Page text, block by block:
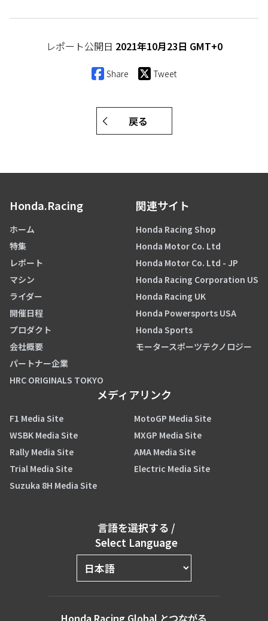
レポート公開日 2021年10月23日 GMT+0
Share Tweet
戻る
Honda.Racing
ホーム
特集
レポート
マシン
ライダー
開催日程
プロダクト
会社概要
パートナー企業
HRC ORIGINALS TOKYO
関連サイト
Honda Racing Shop
Honda Motor Co. Ltd
Honda Motor Co. Ltd - JP
Honda Racing Corporation US
Honda Racing UK
Honda Powersports USA
Honda Sports
モータースポーツテクノロジー
メディアリンク
F1 Media Site
MotoGP Media Site
WSBK Media Site
MXGP Media Site
Rally Media Site
AMA Media Site
Trial Media Site
Electric Media Site
Suzuka 8H Media Site
言語を選択する /
Select Language